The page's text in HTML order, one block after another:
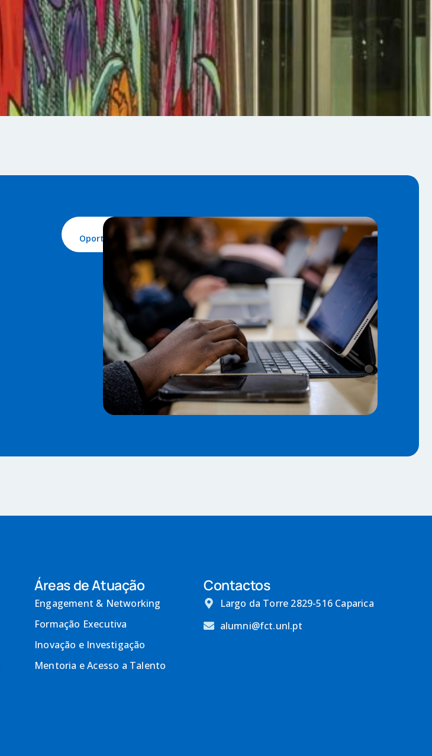
Oportunidades
Áreas de Atuação
Engagement & Networking
Formação Executiva
Inovação e Investigação
Mentoria e Acesso a Talento
Contactos
Largo da Torre 2829-516 Caparica
alumni@fct.unl.pt